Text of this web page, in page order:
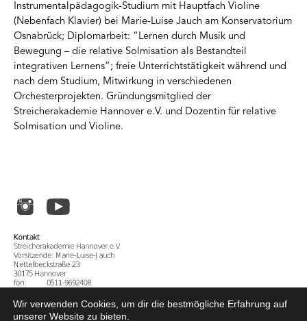
Instrumentalpädagogik-Studium mit Hauptfach Violine
(Nebenfach Klavier) bei Marie-Luise Jauch am Konservatorium
Osnabrück; Diplomarbeit: “Lernen durch Musik und
Bewegung – die relative Solmisation als Bestandteil
integrativen Lernens”; freie Unterrichtstätigkeit während und
nach dem Studium, Mitwirkung in verschiedenen
Orchesterprojekten. Gründungsmitglied der
Streicherakademie Hannover e.V. und Dozentin für relative
Solmisation und Violine.
Wir verwenden Cookies, um dir die bestmögliche Erfahrung auf
unserer Website zu bieten.